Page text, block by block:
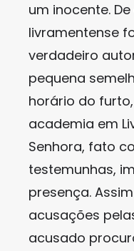
um inocente.
livramentense
verdadeiro
pequena
horário do
academia em
Senhora, fato
testemunhas,
presença.
acusações
acusado